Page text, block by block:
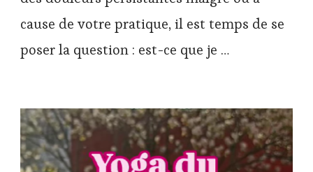
cause de votre pratique, il est temps de se
poser la question : est-ce que je …